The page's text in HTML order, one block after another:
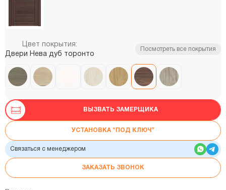
Цвет покрытия:
Двери Нева дуб торонто
Посмотреть все покрытия
ВЫЗВАТЬ ЗАМЕРЩИКА
УСТАНОВКА “ПОД КЛЮЧ”
Связаться с менеджером
ЗАКАЗАТЬ ЗВОНОК